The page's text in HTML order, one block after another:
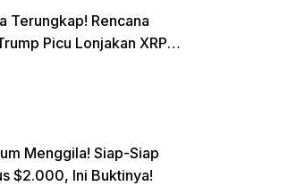
Terungkap! Rencana
Picu Lonjakan XRP
Menggila! Siap-Siap
$2.000, Ini Buktinya!